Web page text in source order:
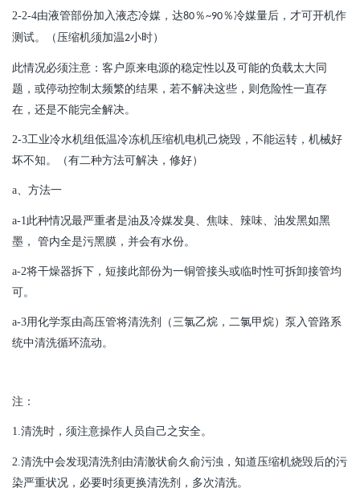
2-2-4由液管部份加入液态冷媒，达80％~90％冷媒量后，才可开机作
测试。（压缩机须加温2小时）
此情况必须注意：客户原来电源的稳定性以及可能的负载太大同
题，或停动控制太频繁的结果，若不解决这些，则危险性一直存
在，还是不能完全解决。
2-3工业冷水机组低温冷冻机压缩机电机己烧毁，不能运转，机械好
坏不知。（有二种方法可解决，修好）
a、方法一
a-1 此种情况最严重者是油及冷媒发臭、焦味、辣味、油发黑如黑
墨， 管内全是污黑膜，并会有水份。
a-2将干燥器拆下，短接此部份为一铜管接头或临时性可拆卸接管均
可。
a-3用化学泵由高压管将清洗剂（三氯乙烷，二氯甲烷）泵入管路系
统中清洗循环流动。
注：
1.清洗时，须注意操作人员自己之安全。
2. 清洗中会发现清洗剂由清澈状俞久俞污浊，知道压缩机烧毁后的污
染严重状况，必要时须更换清洗剂，多次清洗。